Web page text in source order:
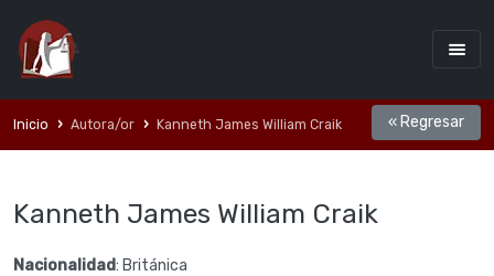
Inicio Autora/or Kanneth James William Craik « Regresar
Kanneth James William Craik
Nacionalidad: Británica